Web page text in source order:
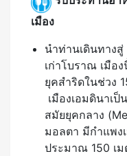
เมือง
นำท่านเดินทางสู่
เก่าโบราณ เมือ
ยุคสำริดในช่วง
เมืองเอมดินาเ
สมัยยุคกลาง
มอลตา มีกำแพง
ประมาณ 150 เ